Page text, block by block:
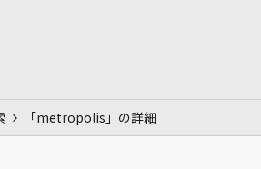
「metropolis」の詳細